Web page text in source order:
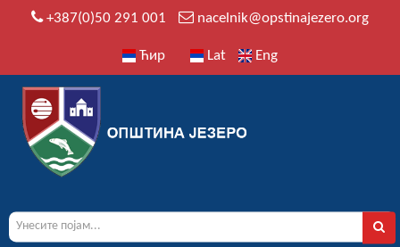
+387(0)50 291 001 nacelnik@opstinajezero.org
Ћир Lat Eng